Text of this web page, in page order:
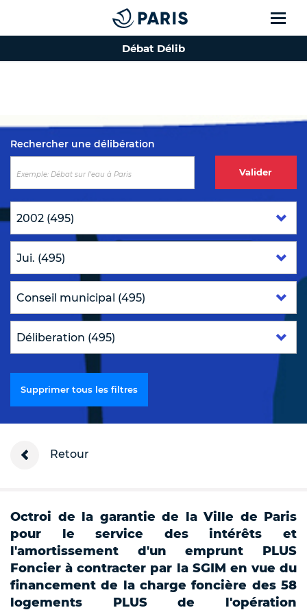
Top of the page
Débat Délib
Rechercher une délibération
Valider
Supprimer tous les filtres
Retour
Octroi de la garantie de la Ville de Paris
pour le service des intérêts et
l'amortissement d'un emprunt PLUS
Foncier à contracter par la SGIM en vue du
financement de la charge foncière des 58
logements PLUS de l'opération